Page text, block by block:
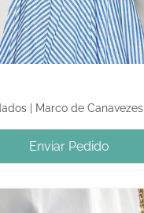
Marco de Canavezes
Enviar Pedido